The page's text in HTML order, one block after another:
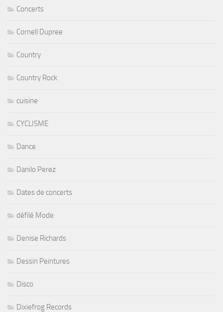
Concerts
Cornell Dupree
Country
Country Rock
cuisine
CYCLISME
Dance
Danilo Perez
Dates de concerts
défilé Mode
Denise Richards
Dessin Peintures
Disco
Dixiefrog Records